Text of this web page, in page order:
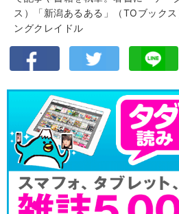
ス）「新潟あるある」（TOブックス
ングクレイドル